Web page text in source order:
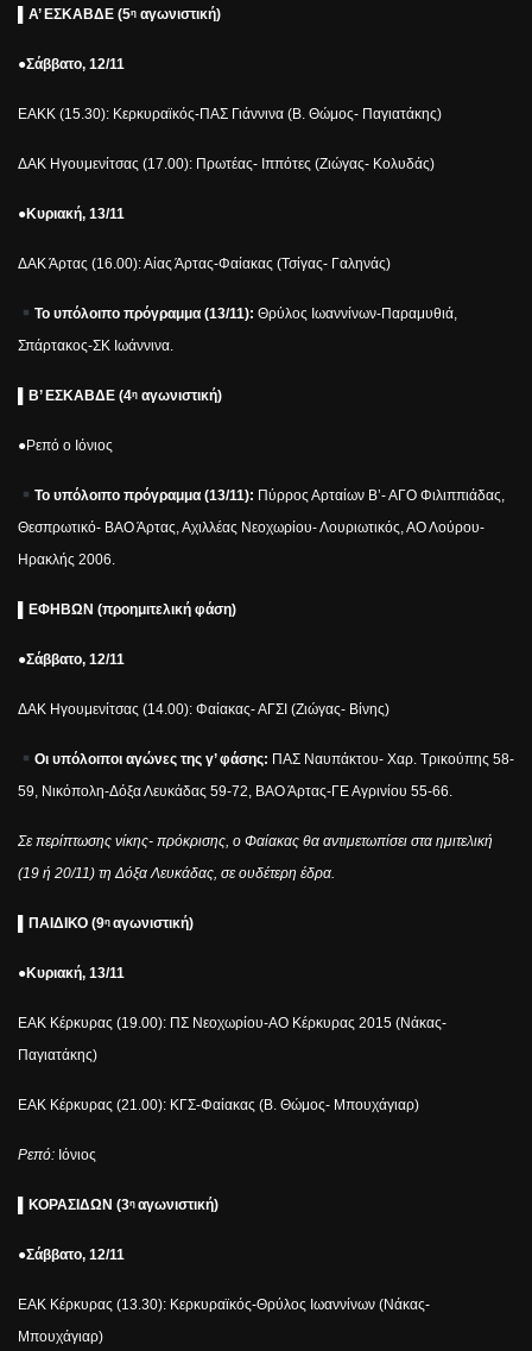
Α’ ΕΣΚΑΒΔΕ (5η αγωνιστική)
●Σάββατο, 12/11
ΕΑΚΚ (15.30): Κερκυραϊκός-ΠΑΣ Γιάννινα (Β. Θώμος- Παγιατάκης)
ΔΑΚ Ηγουμενίτσας (17.00): Πρωτέας- Ιππότες (Ζιώγας- Κολυδάς)
●Κυριακή, 13/11
ΔΑΚ Άρτας (16.00): Αίας Άρτας-Φαίακας (Τσίγας- Γαληνάς)
Το υπόλοιπο πρόγραμμα (13/11): Θρύλος Ιωαννίνων-Παραμυθιά,
Σπάρτακος-ΣΚ Ιωάννινα.
Β’ ΕΣΚΑΒΔΕ (4η αγωνιστική)
●Ρεπό ο Ιόνιος
Το υπόλοιπο πρόγραμμα (13/11): Πύρρος Αρταίων Β’- ΑΓΟ Φιλιππιάδας,
Θεσπρωτικό- ΒΑΟ Άρτας, Αχιλλέας Νεοχωρίου- Λουριωτικός, ΑΟ Λούρου-
Ηρακλής 2006.
ΕΦΗΒΩΝ (προημιτελική φάση)
●Σάββατο, 12/11
ΔΑΚ Ηγουμενίτσας (14.00): Φαίακας- ΑΓΣΙ (Ζιώγας- Βίνης)
Οι υπόλοιποι αγώνες της γ’ φάσης: ΠΑΣ Ναυπάκτου- Χαρ. Τρικούπης 58-
59, Νικόπολη-Δόξα Λευκάδας 59-72, ΒΑΟ Άρτας-ΓΕ Αγρινίου 55-66.
Σε περίπτωσης νίκης- πρόκρισης, ο Φαίακας θα αντιμετωπίσει στα ημιτελική
(19 ή 20/11) τη Δόξα Λευκάδας, σε ουδέτερη έδρα.
ΠΑΙΔΙΚΟ (9η αγωνιστική)
●Κυριακή, 13/11
ΕΑΚ Κέρκυρας (19.00): ΠΣ Νεοχωρίου-ΑΟ Κέρκυρας 2015 (Νάκας-
Παγιατάκης)
ΕΑΚ Κέρκυρας (21.00): ΚΓΣ-Φαίακας (Β. Θώμος- Μπουχάγιαρ)
Ρεπό: Ιόνιος
ΚΟΡΑΣΙΔΩΝ (3η αγωνιστική)
●Σάββατο, 12/11
ΕΑΚ Κέρκυρας (13.30): Κερκυραϊκός-Θρύλος Ιωαννίνων (Νάκας-
Μπουχάγιαρ)